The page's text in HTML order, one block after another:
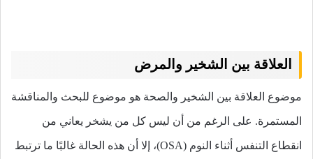
العلاقة بين الشخير والمرض
موضوع العلاقة بين الشخير والصحة هو موضوع للبحث والمناقشة
المستمرة. على الرغم من أن ليس كل من يشخر يعاني من
انقطاع التنفس أثناء النوم (OSA)، إلا أن هذه الحالة غالبًا ما ترتبط